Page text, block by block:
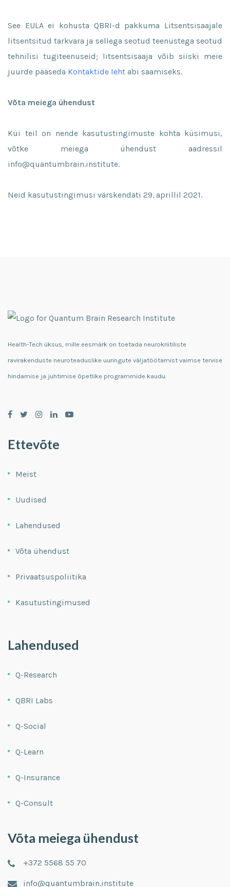
See EULA ei kohusta QBRI-d pakkuma Litsentsisaajale
litsentsitud tarkvara ja sellega seotud teenustega seotud
tehnilisi tugiteenuseid; litsentsisaaja võib siiski meie
juurde pääseda Kontaktide leht abi saamiseks.
Võta meiega ühendust
Kui teil on nende kasutustingimuste kohta küsimusi,
võtke meiega ühendust aadressil
info@quantumbrain.institute.
Neid kasutustingimusi värskendati 29. aprillil 2021.
Health-Tech üksus, mille eesmärk on toetada neurokriitiliste
ravirakenduste neuroteaduslike uuringute väljatöötamist vaimse tervise
hindamise ja juhtimise õpetlike programmide kaudu.
Ettevõte
Meist
Uudised
Lahendused
Võta ühendust
Privaatsuspoliitika
Kasutustingimused
Lahendused
Q-Research
QBRI Labs
Q-Social
Q-Learn
Q-Insurance
Q-Consult
Võta meiega ühendust
+372 5568 55 70
info@quantumbrain.institute